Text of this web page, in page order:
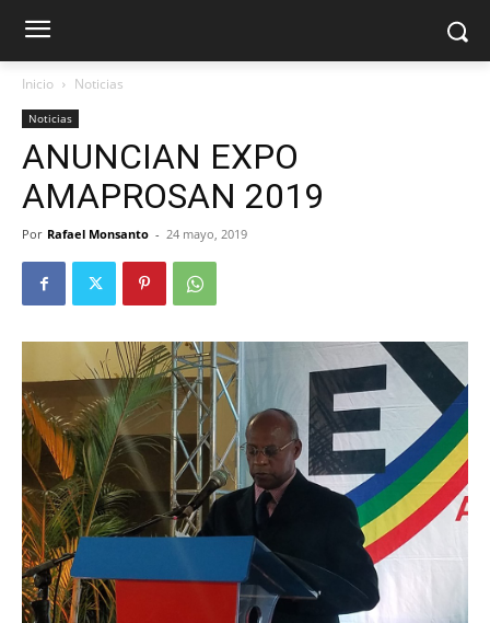
Inicio Noticias
Noticias
ANUNCIAN EXPO
AMAPROSAN 2019
Por Rafael Monsanto - 24 mayo, 2019